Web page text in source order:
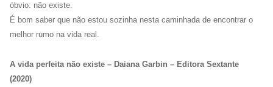
óbvio: não existe.
É bom saber que não estou sozinha nesta caminhada de encontrar o
melhor rumo na vida real.
A vida perfeita não existe – Daiana Garbin – Editora Sextante
(2020)